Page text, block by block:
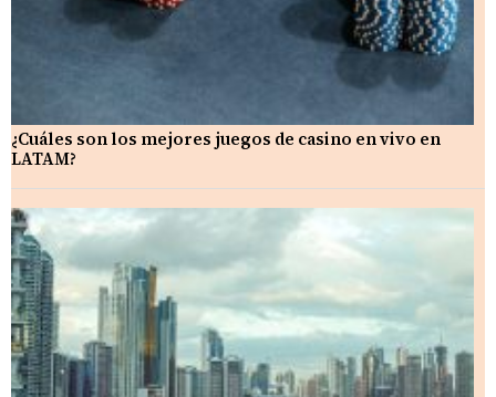
¿Cuáles son los mejores juegos de casino en vivo en
LATAM?